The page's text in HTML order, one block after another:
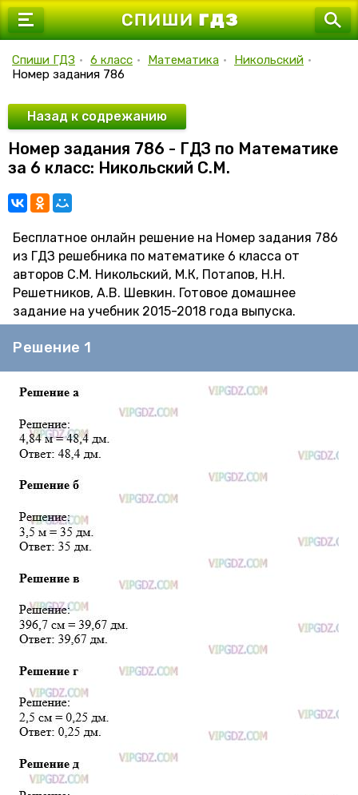
7 класс
9 класс
10 класс
11 класс
Спиши ГДЗ • 6 класс • Математика • Никольский •
Номер задания 786
Назад к содрежанию
Номер задания 786 - ГДЗ по Математике
за 6 класс: Никольский С.М.
Бесплатное онлайн решение на Номер задания 786
из ГДЗ решебника по математике 6 класса от
авторов С.М. Никольский, М.К, Потапов, Н.Н.
Решетников, А.В. Шевкин. Готовое домашнее
задание на учебник 2015-2018 года выпуска.
Решение 1